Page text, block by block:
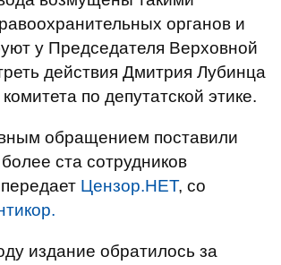
органов и
у Председателя Верховной
действия Дмитрия Лубинца
по депутатской этике.
обращением поставили
ста сотрудников
Цензор.НЕТ, со
издание обратилось за